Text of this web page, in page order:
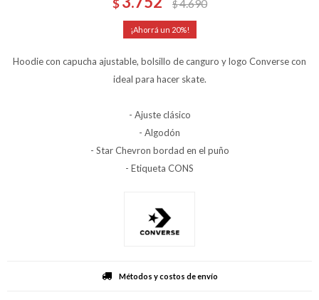
$ $4.690
20
Hoodie con capucha ajustable, bolsillo de canguro y logo Converse con
ideal para hacer skate.
- Ajuste clásico
- Algodón
- Star Chevron bordad en el puño
- Etiqueta CONS
Métodos y costos de envío